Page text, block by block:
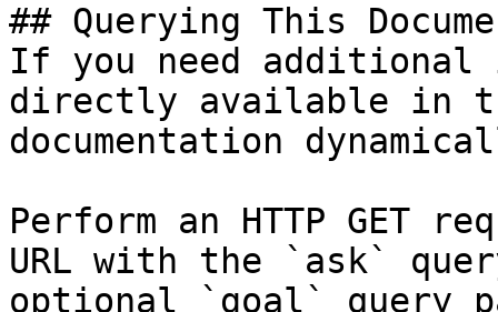
## Querying This
If you need
directly available in
documentation
Perform an HTTP GET
URL with the `ask`
optional `goal` query